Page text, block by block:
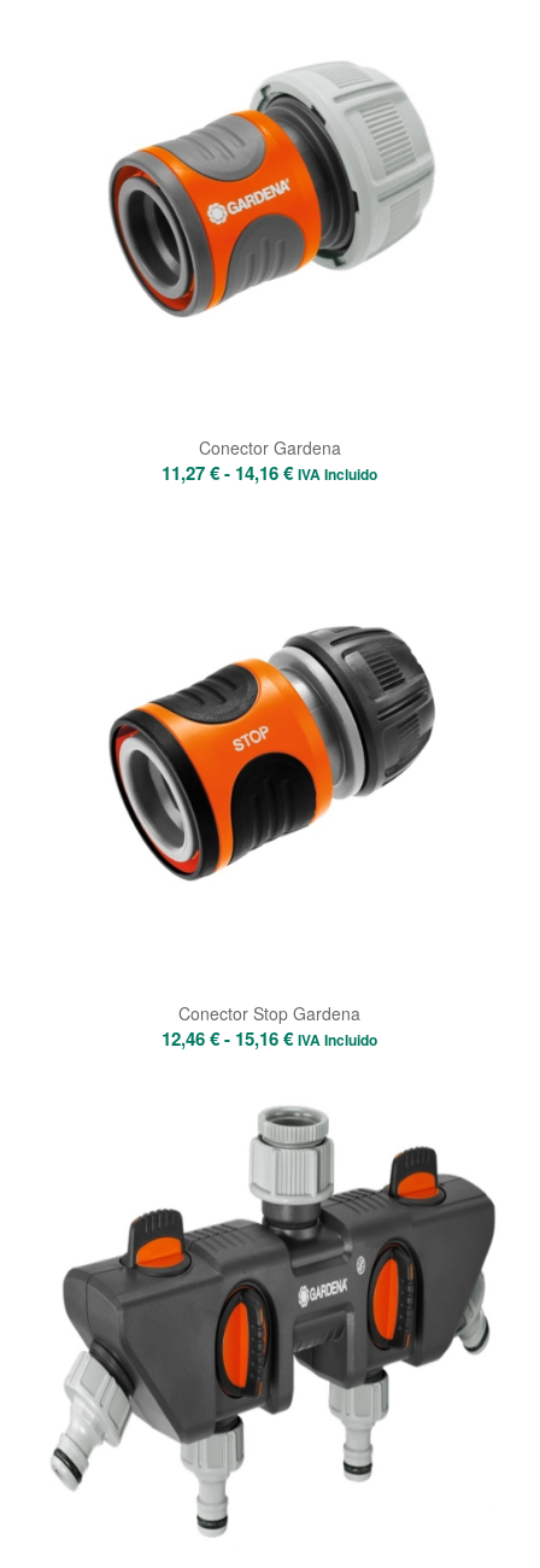
11,27 €
Conector Gardena
11,27€ - 14,16€Rango
14,16 €
IVA Incluido
Conector Stop Gardena
12,46€ - 15,16€Rango
desde
12,46 €
hasta
15,16 €
IVA Incluido